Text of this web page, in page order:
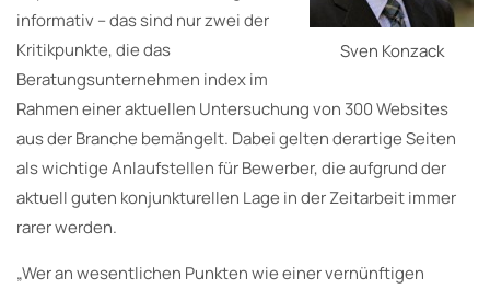
Sven Konzack
informativ – das sind nur zwei der
Kritikpunkte, die das
Beratungsunternehmen index im
Rahmen einer aktuellen Untersuchung von 300 Websites
aus der Branche bemängelt. Dabei gelten derartige Seiten
als wichtige Anlaufstellen für Bewerber, die aufgrund der
aktuell guten konjunkturellen Lage in der Zeitarbeit immer
rarer werden.
„Wer an wesentlichen Punkten wie einer vernünftigen